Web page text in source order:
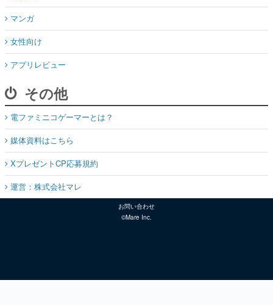
マンガ
女性向け
アプリレビュー
その他
電ファミニコゲーマーとは？
媒体資料はこちら
XプレゼントCP応募規約
運営：株式会社マレ
お問い合わせ
©Mare Inc.